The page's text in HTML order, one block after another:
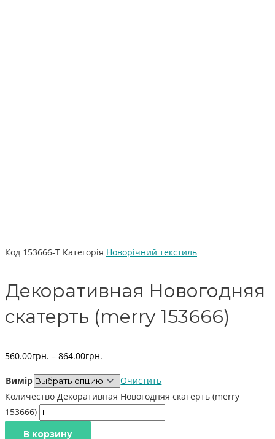
Код 153666-Т Категорія Новорічний текстиль
Декоративная Новогодняя
скатерть (merry 153666)
560.00грн. – 864.00грн.
Вимір
Очистить
Количество Декоративная Новогодняя скатерть (merry
153666)
В корзину